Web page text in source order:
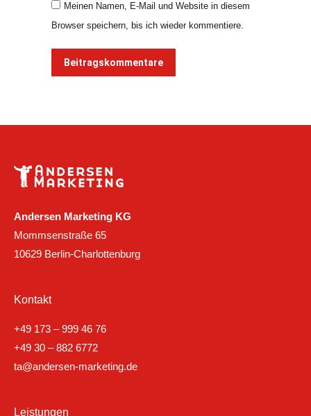
Meinen Namen, E-Mail und Website in diesem
Browser speichern, bis ich wieder kommentiere.
Beitragskommentare
Andersen Marketing KG
Mommsenstraße 65
10629 Berlin-Charlottenburg
Kontakt
+49 173 – 999 46 76
+49 30 – 882 6772
ta@andersen-marketing.de
Leistungen